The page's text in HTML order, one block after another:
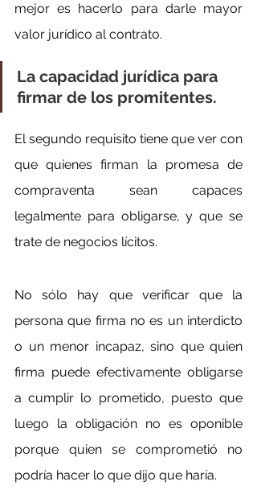
mejor es hacerlo para darle mayor
valor jurídico al contrato.
La capacidad jurídica para
firmar de los promitentes.
El segundo requisito tiene que ver con
que quienes firman la promesa de
compraventa sean capaces
legalmente para obligarse, y que se
trate de negocios lícitos.
No sólo hay que verificar que la
persona que firma no es un interdicto
o un menor incapaz, sino que quien
firma puede efectivamente obligarse
a cumplir lo prometido, puesto que
luego la obligación no es oponible
porque quien se comprometió no
podría hacer lo que dijo que haría.